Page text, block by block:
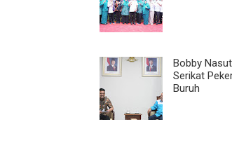
Bobby
Serikat
Buruh